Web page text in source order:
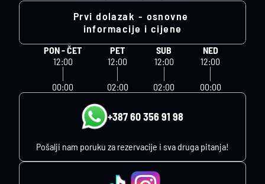
Prvi dolazak - osnovne
informacije i cijene
PON - ČET
12:00
00:00
PET
12:00
02:00
SUB
12:00
02:00
NED
12:00
00:00
+387 60 356 91 98
Pošalji nam poruku za rezervacije i sva druga pitanja!